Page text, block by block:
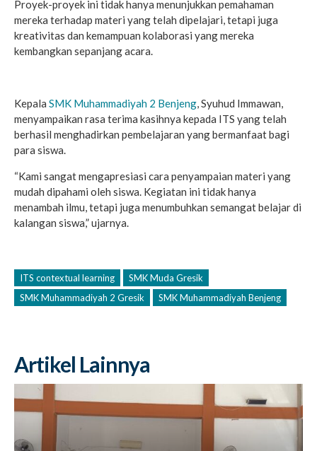
Proyek-proyek ini tidak hanya menunjukkan pemahaman
mereka terhadap materi yang telah dipelajari, tetapi juga
kreativitas dan kemampuan kolaborasi yang mereka
kembangkan sepanjang acara.
Kepala SMK Muhammadiyah 2 Benjeng, Syuhud Immawan,
menyampaikan rasa terima kasihnya kepada ITS yang telah
berhasil menghadirkan pembelajaran yang bermanfaat bagi
para siswa.
“Kami sangat mengapresiasi cara penyampaian materi yang
mudah dipahami oleh siswa. Kegiatan ini tidak hanya
menambah ilmu, tetapi juga menumbuhkan semangat belajar di
kalangan siswa,” ujarnya.
ITS contextual learning
SMK Muda Gresik
SMK Muhammadiyah 2 Gresik
SMK Muhammadiyah Benjeng
Artikel Lainnya